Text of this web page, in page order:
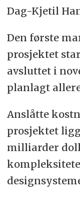
Dag-Kjetil
Den første
prosjektet
avsluttet i
planlagt
Anslåtte
prosjektet
milliarder